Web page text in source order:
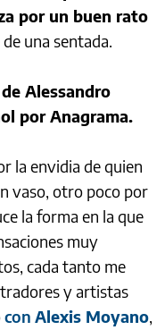
por un buen rato
una sentada.
Alessandro
por Anagrama.
la envidia de quien
vaso, otro poco por
la forma en la que
muy
cada tanto me
y artistas
con Alexis Moyano,